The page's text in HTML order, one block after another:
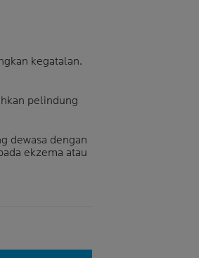
kegatalan.
pelindung
dewasa dengan
ekzema atau